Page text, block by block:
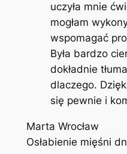
uczyła mnie
mogłam
wspomagać
Była bardzo
dokładnie
dlaczego.
się pewnie i
Marta Wrocław
Osłabienie mięśni